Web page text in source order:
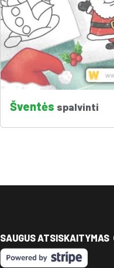
Šventės spalvinti
SAUGUS ATSISKAITYMAS